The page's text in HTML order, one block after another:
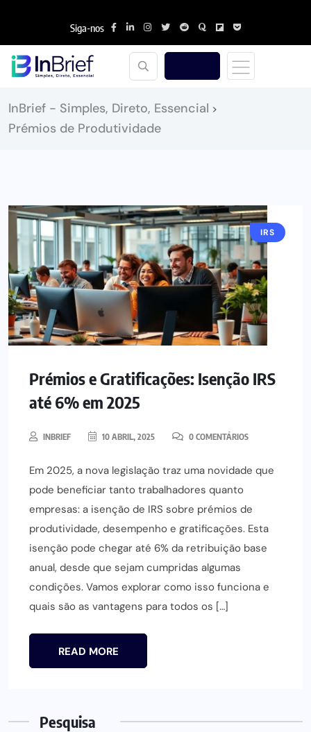
Siga-nos
InBrief - Simples, Direto, Essencial >
Prémios de Produtividade
IRS
Prémios e Gratificações: Isenção IRS
até 6% em 2025
INBRIEF 10 ABRIL, 2025 0 COMENTÁRIOS
Em 2025, a nova legislação traz uma novidade que
pode beneficiar tanto trabalhadores quanto
empresas: a isenção de IRS sobre prémios de
produtividade, desempenho e gratificações. Esta
isenção pode chegar até 6% da retribuição base
anual, desde que sejam cumpridas algumas
condições. Vamos explorar como isso funciona e
quais são as vantagens para todos os […]
READ MORE
Pesquisa